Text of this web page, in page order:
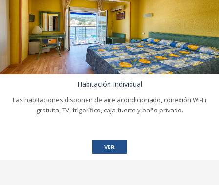
Habitación Individual
Las habitaciones disponen de aire acondicionado, conexión Wi-Fi
gratuita, TV, frigorífico, caja fuerte y baño privado.
VER